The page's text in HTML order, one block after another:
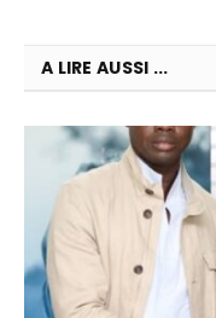
A LIRE AUSSI ...